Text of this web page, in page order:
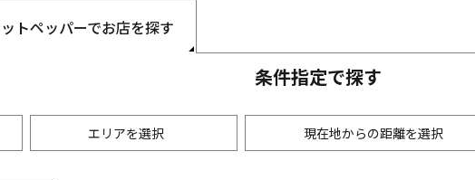
トペッパーでお店を探す
条件指定で探す
エリアを選択 現在地からの距離を選択